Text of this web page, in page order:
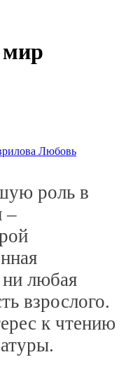
Любовь
роль в
–
ни любая
взрослого.
к чтению